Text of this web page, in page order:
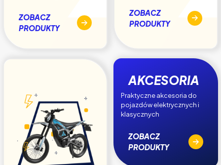
ZOBACZ
PRODUKTY
ZOBACZ
PRODUKTY
AKCESORIA
Praktyczne akcesoria do
pojazdów elektrycznych i
klasycznych
ZOBACZ
PRODUKTY